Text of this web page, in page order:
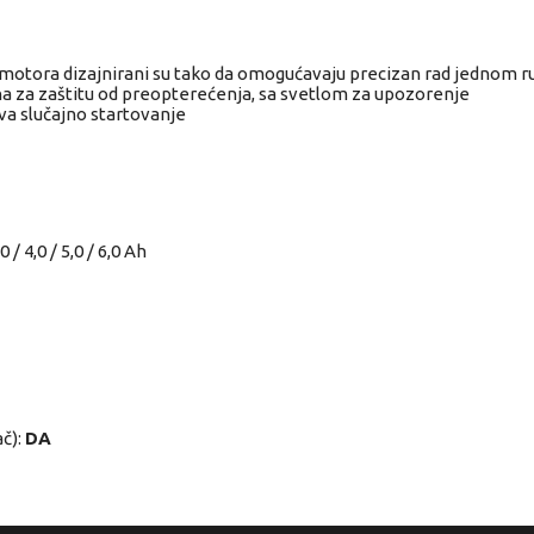
dizajnirani su tako da omogućavaju precizan rad jednom
za zaštitu od preopterećenja, sa svetlom za upozorenje
slučajno startovanje
/ 4,0 / 5,0 / 6,0 Ah
DA